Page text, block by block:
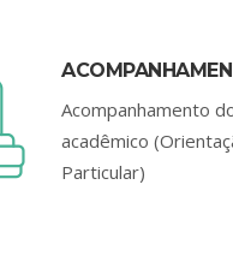
Acompanhamento
acadêmico
Particular)